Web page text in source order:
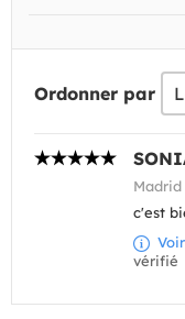
Ordonner par
Madrid
c'est
vérifié